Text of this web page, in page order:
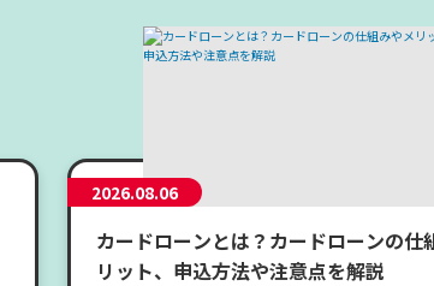
2026.08.06
カードローンとは？カードローンの仕
リット、申込方法や注意点を解説